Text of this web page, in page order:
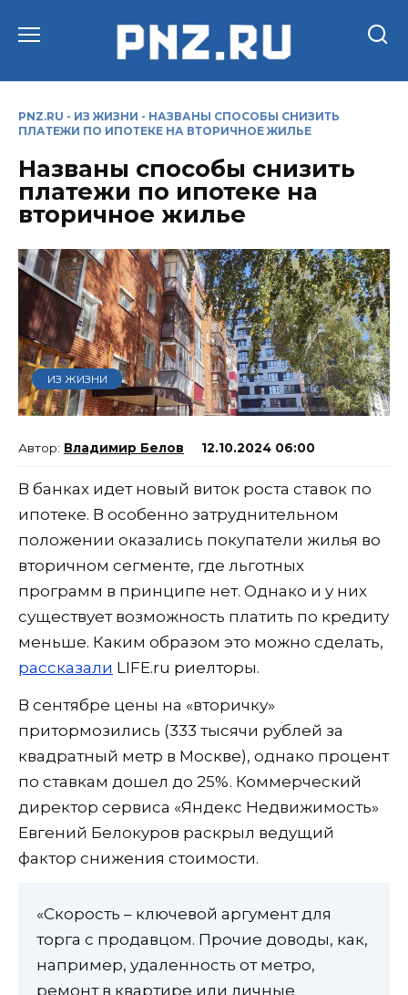
PNZ.RU - ИЗ ЖИЗНИ - НАЗВАНЫ СПОСОБЫ СНИЗИТЬ
ПЛАТЕЖИ ПО ИПОТЕКЕ НА ВТОРИЧНОЕ ЖИЛЬЕ
Названы способы снизить
платежи по ипотеке на
вторичное жилье
ИЗ ЖИЗНИ
Владимир Белов 12.10.2024 06:00
В банках идет новый виток роста ставок по
ипотеке. В особенно затруднительном
положении оказались покупатели жилья во
вторичном сегменте, где льготных
программ в принципе нет. Однако и у них
существует возможность платить по кредиту
меньше. Каким образом это можно сделать,
рассказали LIFE.ru риелторы.
В сентябре цены на «вторичку»
притормозились (333 тысячи рублей за
квадратный метр в Москве), однако процент
по ставкам дошел до 25%. Коммерческий
директор сервиса «Яндекс Недвижимость»
Евгений Белокуров раскрыл ведущий
фактор снижения стоимости.
«Скорость – ключевой аргумент для
торга с продавцом. Прочие доводы, как,
например, удаленность от метро,
ремонт в квартире или личные